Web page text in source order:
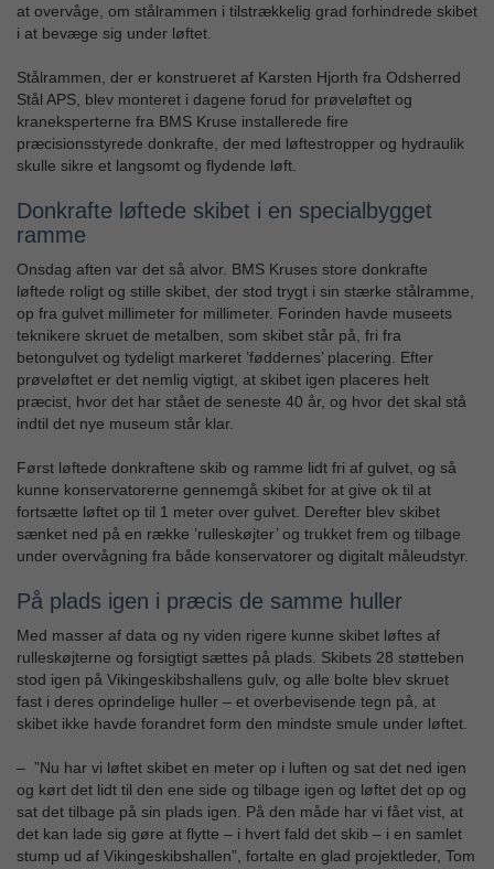
at overvåge, om stålrammen i tilstrækkelig grad forhindrede skibet
i at bevæge sig under løftet.
Stålrammen, der er konstrueret af Karsten Hjorth fra Odsherred
Stål APS, blev monteret i dagene forud for prøveløftet og
kraneksperterne fra BMS Kruse installerede fire
præcisionsstyrede donkrafte, der med løftestropper og hydraulik
skulle sikre et langsomt og flydende løft.
Donkrafte løftede skibet i en specialbygget
ramme
Onsdag aften var det så alvor. BMS Kruses store donkrafte
løftede roligt og stille skibet, der stod trygt i sin stærke stålramme,
op fra gulvet millimeter for millimeter. Forinden havde museets
teknikere skruet de metalben, som skibet står på, fri fra
betongulvet og tydeligt markeret ’føddernes’ placering. Efter
prøveløftet er det nemlig vigtigt, at skibet igen placeres helt
præcist, hvor det har stået de seneste 40 år, og hvor det skal stå
indtil det nye museum står klar.
Først løftede donkraftene skib og ramme lidt fri af gulvet, og så
kunne konservatorerne gennemgå skibet for at give ok til at
fortsætte løftet op til 1 meter over gulvet. Derefter blev skibet
sænket ned på en række ’rulleskøjter’ og trukket frem og tilbage
under overvågning fra både konservatorer og digitalt måleudstyr.
På plads igen i præcis de samme huller
Med masser af data og ny viden rigere kunne skibet løftes af
rulleskøjterne og forsigtigt sættes på plads. Skibets 28 støtteben
stod igen på Vikingeskibshallens gulv, og alle bolte blev skruet
fast i deres oprindelige huller – et overbevisende tegn på, at
skibet ikke havde forandret form den mindste smule under løftet.
– ”Nu har vi løftet skibet en meter op i luften og sat det ned igen
og kørt det lidt til den ene side og tilbage igen og løftet det op og
sat det tilbage på sin plads igen. På den måde har vi fået vist, at
det kan lade sig gøre at flytte – i hvert fald det skib – i en samlet
stump ud af Vikingeskibshallen”, fortalte en glad projektleder, Tom